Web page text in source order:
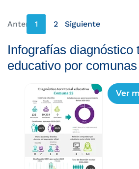
Anterior
página anterior
1 2 Siguiente
página siguiente
Infografías diagnóstico
educativo por comunas